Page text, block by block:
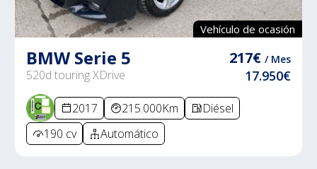
Vehículo de ocasión
BMW Serie 5
520d touring XDrive
217€ / Mes
17.950€
2017 215.000Km
Diésel
190 cv
Automático